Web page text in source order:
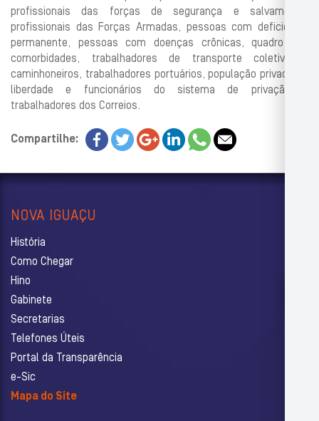
profissionais das forças de segurança e salvamento,
profissionais das Forças Armadas, pessoas com deficiência
permanente, pessoas com doenças crônicas, quadro das
comorbidades, trabalhadores de transporte coletivo e
caminhoneiros, trabalhadores portuários, população privada de
liberdade e funcionários do sistema de privação e
trabalhadores dos Correios.
Compartilhe:
NOVA IGUAÇU
História
Como Chegar
Hino
Gabinete
Secretarias
Telefones Úteis
Portal da Transparência
e-Sic
Mapa do Site